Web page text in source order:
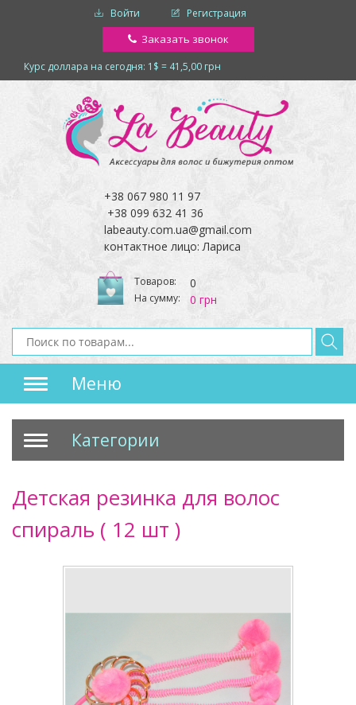
Войти Регистрация
Заказать звонок
Курс доллара на сегодня: 1$ = 41,5,00 грн
+38 067 980 11 97
+38 099 632 41 36
labeauty.com.ua@gmail.com
контактное лицо: Лариса
Товаров: 0
На сумму: 0 грн
Меню
Категории
Детская резинка для волос
спираль ( 12 шт )